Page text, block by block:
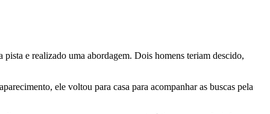
e realizado uma abordagem. Dois homens teriam descido,
ele voltou para casa para acompanhar as buscas pela